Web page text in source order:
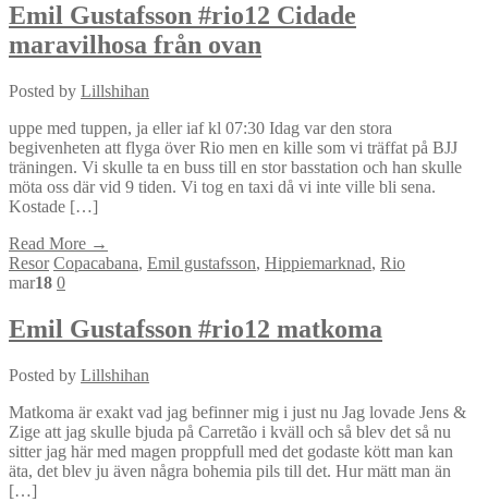
Emil Gustafsson #rio12 Cidade
maravilhosa från ovan
Posted by Lillshihan
uppe med tuppen, ja eller iaf kl 07:30 Idag var den stora
begivenheten att flyga över Rio men en kille som vi träffat på BJJ
träningen. Vi skulle ta en buss till en stor basstation och han skulle
möta oss där vid 9 tiden. Vi tog en taxi då vi inte ville bli sena.
Kostade […]
Read More →
Resor Copacabana, Emil gustafsson, Hippiemarknad, Rio
mar18 0
Emil Gustafsson #rio12 matkoma
Posted by Lillshihan
Matkoma är exakt vad jag befinner mig i just nu Jag lovade Jens &
Zige att jag skulle bjuda på Carretão i kväll och så blev det så nu
sitter jag här med magen proppfull med det godaste kött man kan
äta, det blev ju även några bohemia pils till det. Hur mätt man än
[…]